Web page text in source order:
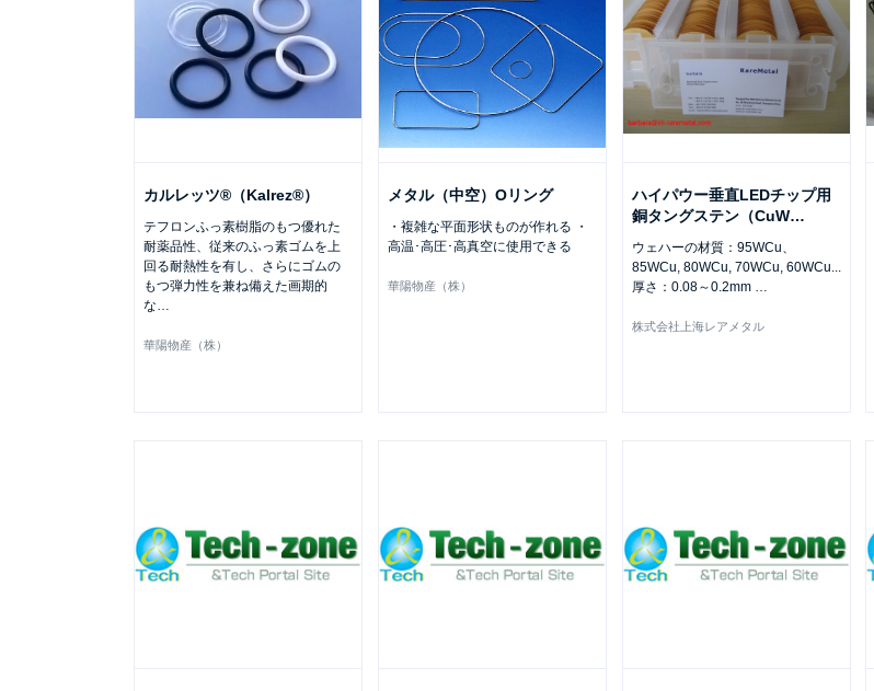
カルレッツ®（Kalrez®）
テフロンふっ素樹脂のもつ優れた
耐薬品性、従来のふっ素ゴムを上
回る耐熱性を有し、さらにゴムの
もつ弾力性を兼ね備えた画期的
な…
華陽物産（株）
メタル（中空）Oリング
・複雑な平面形状ものが作れる ・
高温･高圧･高真空に使用できる
華陽物産（株）
ハイパウー垂直LEDチップ用
銅タングステン（CuW…
ウェハーの材質：95WCu、
85WCu, 80WCu, 70WCu, 60WCu...
厚さ：0.08～0.2mm …
株式会社上海レアメタル